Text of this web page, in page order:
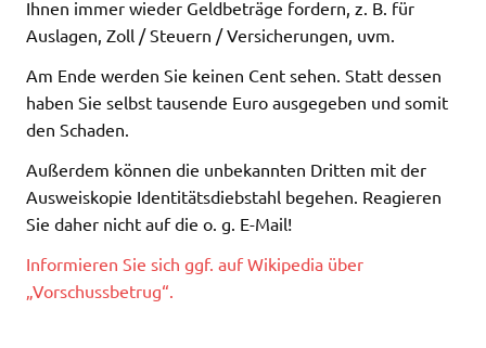
Ihnen immer wieder Geldbeträge fordern, z. B. für
Auslagen, Zoll / Steuern / Versicherungen, uvm.
Am Ende werden Sie keinen Cent sehen. Statt dessen
haben Sie selbst tausende Euro ausgegeben und somit
den Schaden.
Außerdem können die unbekannten Dritten mit der
Ausweiskopie Identitätsdiebstahl begehen. Reagieren
Sie daher nicht auf die o. g. E-Mail!
Informieren Sie sich ggf. auf Wikipedia über
„Vorschussbetrug“.